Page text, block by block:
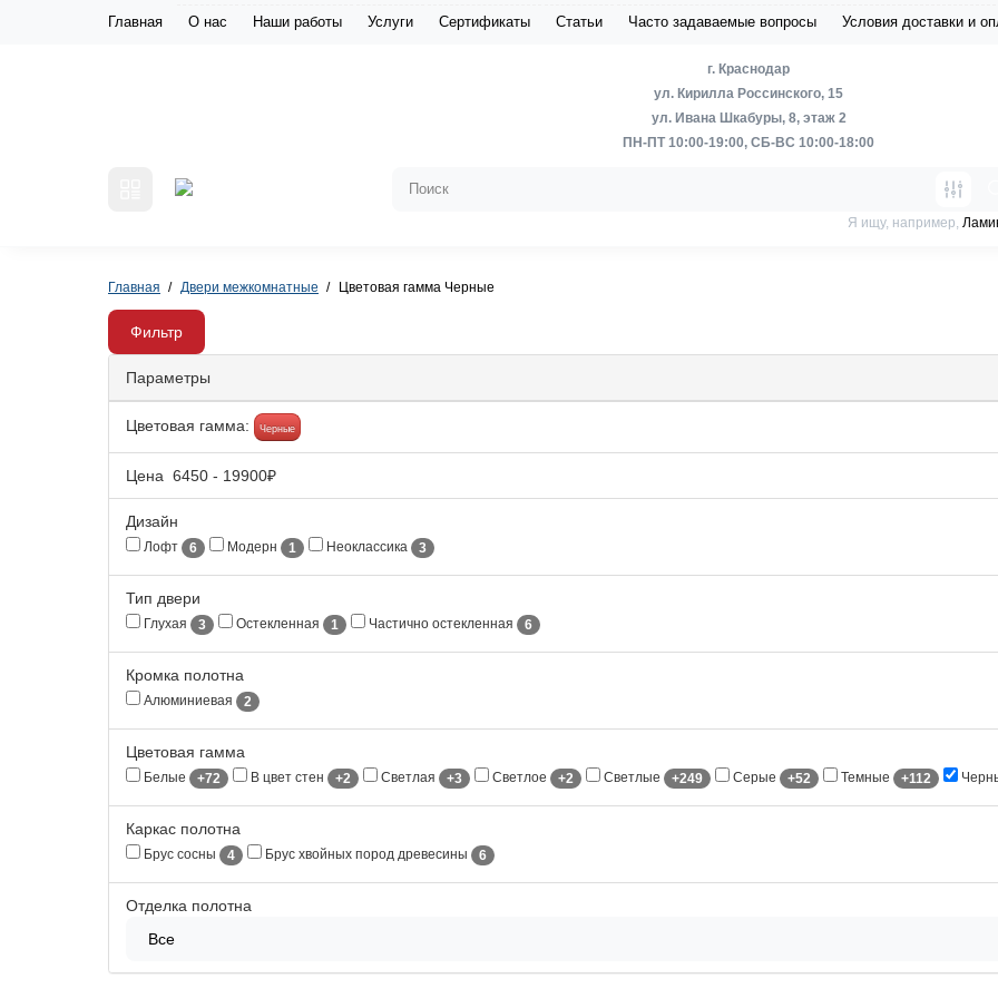
Главная О нас Наши работы Услуги Сертификаты Статьи Часто задаваемые вопросы Условия доставки и
г. Краснодар
ул. Кирилла Россинского, 15
ул. Ивана Шкабуры, 8, этаж 2
ПН-ПТ 10:00-19:00, СБ-ВС 10:00-18:00
Я ищу, например,
Главная Двери межкомнатные Цветовая гамма Черные
Фильтр
Параметры
Цветовая гамма: Черные
Цена 6450 - 19900₽
Дизайн
Лофт 6 Модерн 1 Неоклассика 3
Тип двери
Глухая 3 Остекленная 1 Частично остекленная 6
Кромка полотна
Алюминиевая 2
Цветовая гамма
Белые +72 В цвет стен +2 Светлая +3 Светлое +2 Светлые +249 Серые +52 Темные +112
Каркас полотна
Брус сосны 4 Брус хвойных пород древесины 6
Отделка полотна
Все